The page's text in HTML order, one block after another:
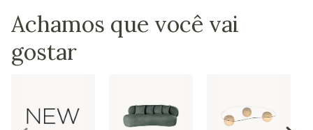
Achamos que você vai
gostar